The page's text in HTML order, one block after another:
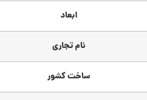
ابعاد
نام تجاری
ساخت کشور